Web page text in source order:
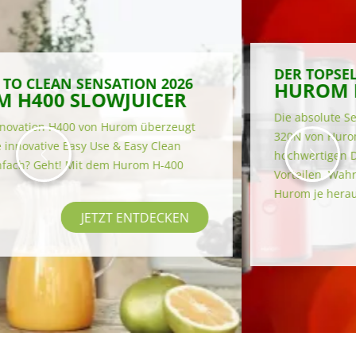
DER TOPSELLER
HUROM H320 SLOWJUICER
Die absolute Sensation unter den Entsaftern! Der H-
320N von Hurom überzeugt nicht nur mit seinem
hochwertigen Design, sondern auch mit seinen
Vorteilen. Wahrscheinlich der beste Entsafter, die
JETZT ENTDECKEN